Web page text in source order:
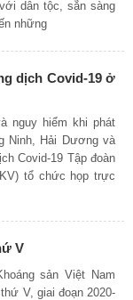
dân tộc, sẵn sàng
những
dịch Covid-19 ở
nguy hiểm khi phát
Ninh, Hải Dương và
Covid-19 Tập đoàn
tổ chức họp trực
V
sản Việt Nam
V, giai đoạn 2020-